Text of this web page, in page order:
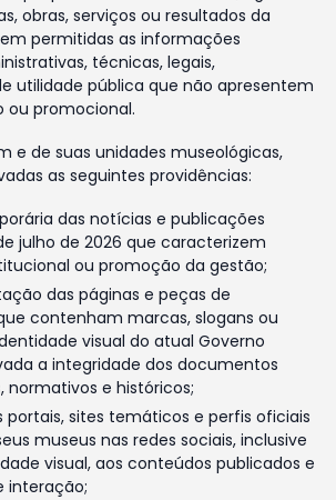
obras, serviços ou resultados da
permitidas as informações
técnicas, legais,
utilidade pública que não apresentem
ou promocional.
e de suas unidades museológicas,
as seguintes providências:
das notícias e publicações
julho de 2026 que caracterizem
ou promoção da gestão;
das páginas e peças de
contenham marcas, slogans ou
visual do atual Governo
a integridade dos documentos
normativos e históricos;
portais, sites temáticos e perfis oficiais
museus nas redes sociais, inclusive
visual, aos conteúdos publicados e
interação;